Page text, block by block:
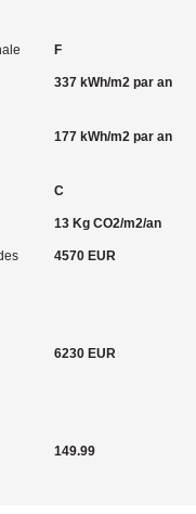
F
337 kWh/m2 par an
177 kWh/m2 par an
C
13 Kg CO2/m2/an
4570 EUR
6230 EUR
149.99